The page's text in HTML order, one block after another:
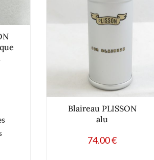
Blaireau PLISSON
alu
74.00€